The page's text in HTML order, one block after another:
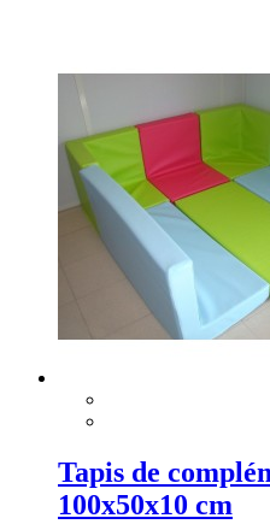
Tapis de
100x50x10 cm